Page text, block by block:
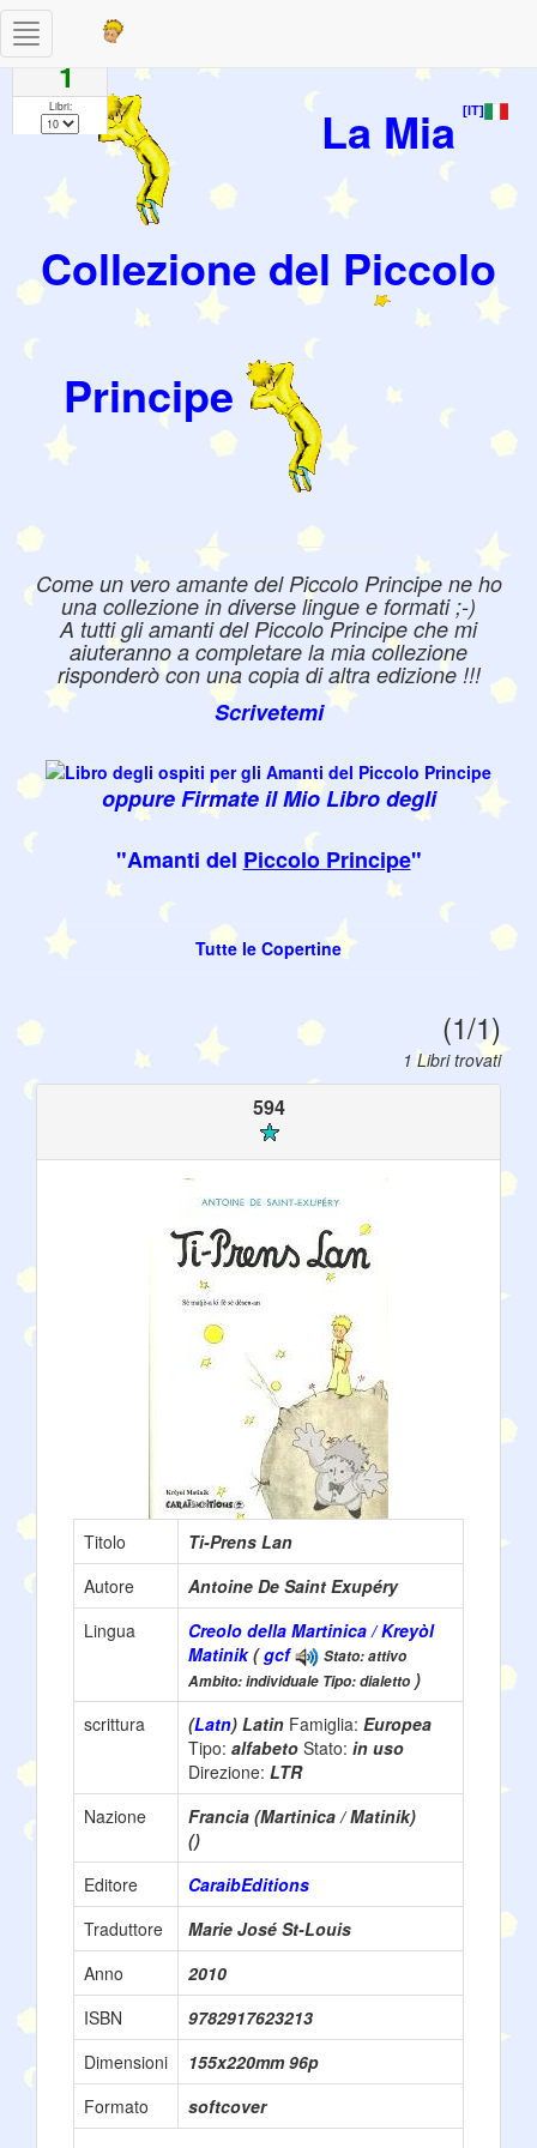
[IT]
La Mia
Collezione del Piccolo
Principe
Come un vero amante del Piccolo Principe ne ho
una collezione in diverse lingue e formati ;-)
A tutti gli amanti del Piccolo Principe che mi
aiuteranno a completare la mia collezione
risponderò con una copia di altra edizione !!!
Scrivetemi
oppure Firmate il Mio Libro degli
"Amanti del Piccolo Principe"
Tutte le Copertine
Toggle
navigation
(1/1)
1 Libri trovati
Pagine
1
Libri:
594
Titolo
Ti-Prens Lan
Autore
Antoine De Saint Exupéry
Lingua
Creolo della Martinica / Kreyòl
Matinik(gcf
Stato: attivo
Ambito: individuale Tipo: dialetto )
scrittura
(Latn) Latin Famiglia: Europea
Tipo: alfabeto Stato: in uso
Direzione: LTR
Nazione
Francia (Martinica / Matinik)
()
Editore
CaraibEditions
Traduttore
Marie José St-Louis
Anno
2010
ISBN
9782917623213
Dimensioni
155x220mm 96p
Formato
softcover